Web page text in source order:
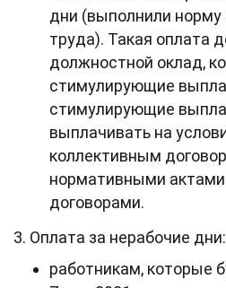
дни (выполнили норму
труда). Такая оплата
должностной оклад,
стимулирующие
стимулирующие
выплачивать на
коллективным
нормативными
договорами.
3. Оплата за нерабочие дни:
работникам, которые